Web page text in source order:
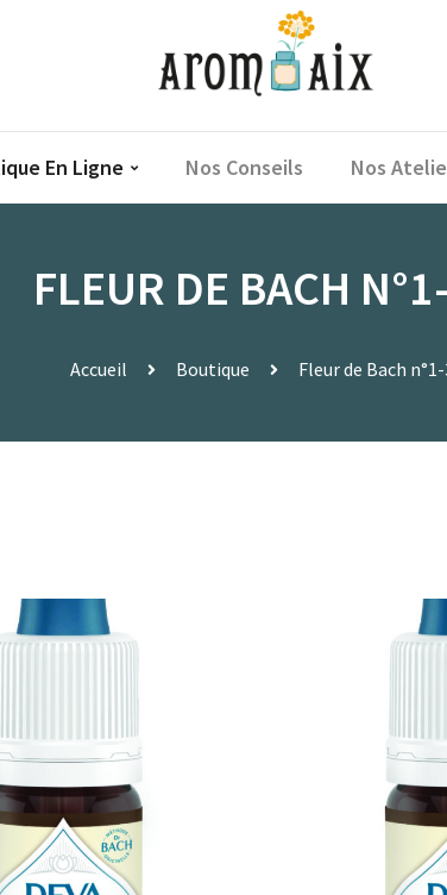
En Ligne Nos Conseils Nos
FLEUR DE BACH
Accueil Boutique Fleur de Bach